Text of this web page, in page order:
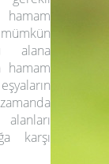
alana
hamam
karşı